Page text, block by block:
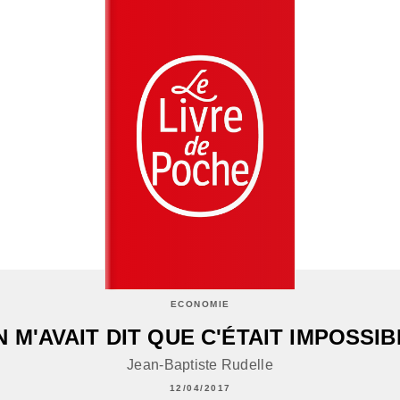
ECONOMIE
M'AVAIT DIT QUE C'ÉTAIT
Jean-Baptiste Rudelle
12/04/2017